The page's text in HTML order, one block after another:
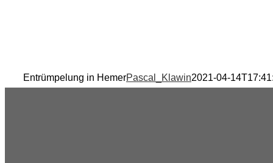
Entrümpelung in HemerPascal_Klawin2021-04-